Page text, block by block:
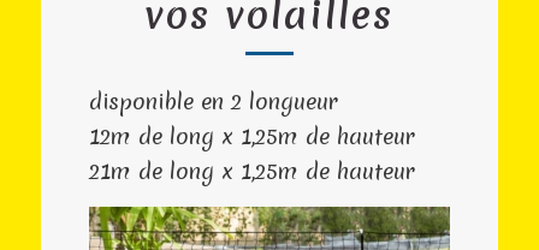
vos volailles
disponible en 2 longueur
12m de long x 1,25m de hauteur
21m de long x 1,25m de hauteur